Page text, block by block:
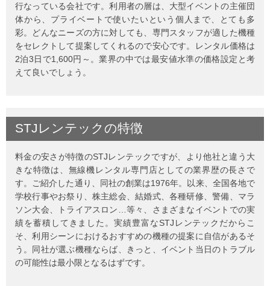
行なっている会社です。利用者の層は、大型イベントの主催団
体から、プライベートで使いたいという個人まで、とても多
彩。どんなニーズの方に対しても、専門スタッフが適した機種
をセレクトして提案してくれるので安心です。レンタル価格は
2泊3日で1,600円～。業界の中では最安値水準の価格設定と考
えて良いでしょう。
STJレンテック の特徴
料金の安さが特徴のSTJレンテックですが、より他社と違う大
きな特徴は、無線機レンタル専門店としての業界歴の長さで
す。ご紹介した通り、同社の創業は1976年。以来、全国各地で
学校行事やお祭り、株主総会、結婚式、各種研修、警備、マラ
ソン大会、トライアスロン…等々、さまざまなイベントでの実
績を蓄積してきました。実績豊富なSTJレンテックだからこ
そ、利用シーンにおけるおすすめの機種の提案に自信があるそ
う。同社が選ぶ機種ならば、きっと、イベント当日のトラブル
の可能性は最小限となるはずです。